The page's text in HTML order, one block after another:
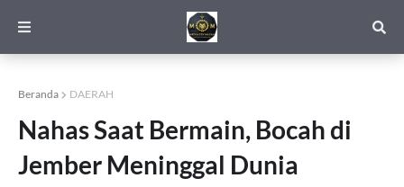
Beranda DAERAH
Nahas Saat Bermain, Bocah di
Jember Meninggal Dunia